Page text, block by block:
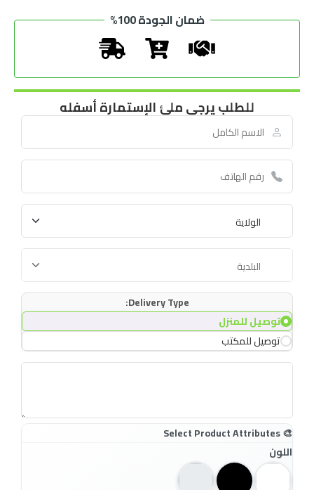
ضمان الجودة 100%
للطلب يرجى ملئ الإستمارة أسفله
Delivery Type:
توصيل للمنزل
توصيل للمكتب
اللون